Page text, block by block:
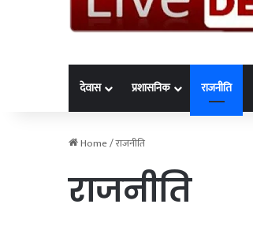
देवास प्रशासनिक राजनीति
Home/राजनीति
राजनीति